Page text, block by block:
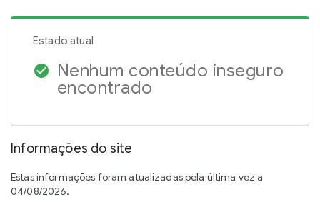
Estado atual
check_circle Nenhum conteúdo inseguro
encontrado
Informações do site
Estas informações foram atualizadas pela última vez a
04/08/2026.